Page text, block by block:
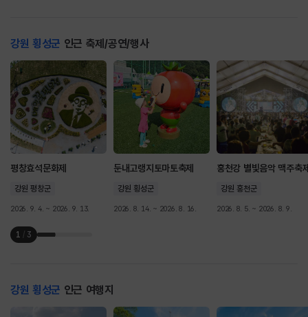
강원 횡성군 인근 축제/공연/행사
평창효석문화제
강원 평창군
2026. 9. 4. ~ 2026. 9. 13.
둔내고랭지토마토축제
강원 횡성군
2026. 8. 14. ~ 2026. 8. 16.
홍천강 별빛음악 맥주축
강원 홍천군
2026. 8. 5. ~ 2026. 8. 9.
1 / 3
강원 횡성군 인근 여행지